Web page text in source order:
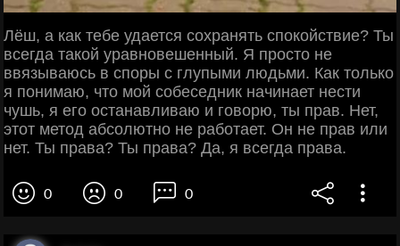
Лёш, а как тебе удается сохранять спокойствие? Ты
всегда такой уравновешенный. Я просто не
ввязываюсь в споры с глупыми людьми. Как только
я понимаю, что мой собеседник начинает нести
чушь, я его останавливаю и говорю, ты прав. Нет,
этот метод абсолютно не работает. Он не прав или
нет. Ты права? Ты права? Да, я всегда права.
0 0 0